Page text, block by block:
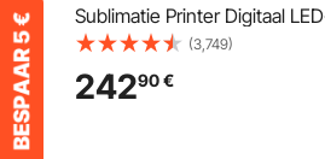
Sublimatie Printer Digitaal
Transferpers 10 in 1 Zwart
Benodigde Accessoires voor
Afbeeldingen op T-
(3,749)
24290€